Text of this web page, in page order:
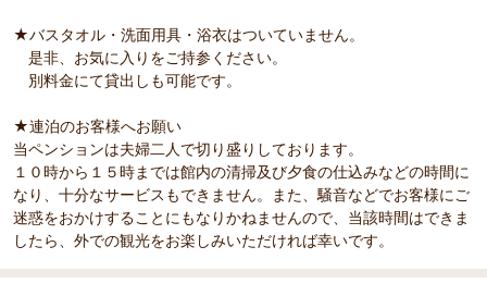
★バスタオル・洗面用具・浴衣はついていません。
是非、お気に入りをご持参ください。
別料金にて貸出しも可能です。
★連泊のお客様へお願い
当ペンションは夫婦二人で切り盛りしております。
１０時から１５時までは館内の清掃及び夕食の仕込みなどの時間に
なり、十分なサービスもできません。また、騒音などでお客様にご
迷惑をおかけすることにもなりかねませんので、当該時間はできま
したら、外での観光をお楽しみいただければ幸いです。
部屋詳細（1/2）
Pr
evi
ou
s
、日 【客室】ツインルーム。当館基本のお部屋です。
常を